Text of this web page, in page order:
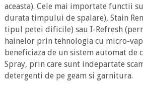
aceasta). Cele mai importate functii
durata timpului de spalare), Stain
tipul petei dificile) sau I-Refresh
hainelor prin tehnologia cu micro-
beneficiaza de un sistem automat de
Spray, prin care sunt indepartate
detergenti de pe geam si garnitura.